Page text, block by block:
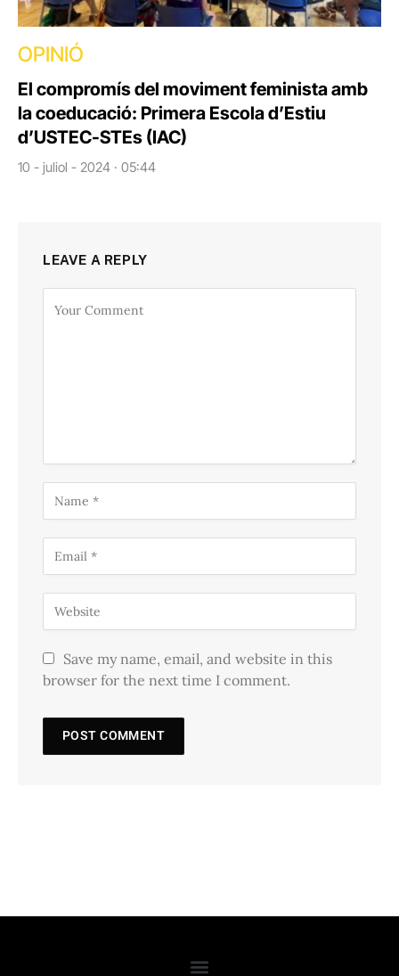
OPINIÓ
El compromís del moviment feminista amb
la coeducació: Primera Escola d’Estiu
d’USTEC-STEs (IAC)
10 - juliol - 2024 · 05:44
LEAVE A REPLY
Save my name, email, and website in this
browser for the next time I comment.